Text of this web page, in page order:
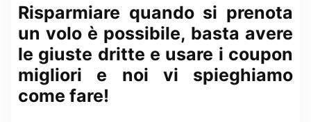
Risparmiare quando si prenota
un volo è possibile, basta avere
le giuste dritte e usare i coupon
migliori e noi vi spieghiamo
come fare!